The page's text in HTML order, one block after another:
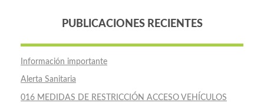
PUBLICACIONES RECIENTES
Información importante
Alerta Sanitaria
016 MEDIDAS DE RESTRICCIÓN ACCESO VEHÍCULOS